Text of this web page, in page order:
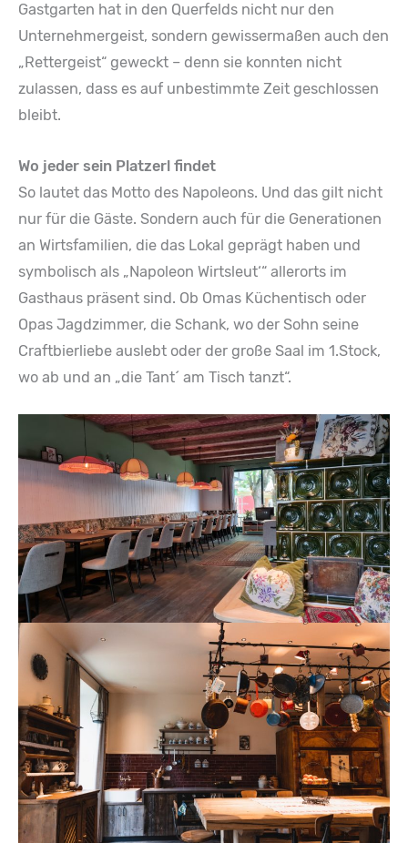
Gastgarten hat in den Querfelds nicht nur den
Unternehmergeist, sondern gewissermaßen auch den
„Rettergeist“ geweckt – denn sie konnten nicht
zulassen, dass es auf unbestimmte Zeit geschlossen
bleibt.
Wo jeder sein Platzerl findet
So lautet das Motto des Napoleons. Und das gilt nicht
nur für die Gäste. Sondern auch für die Generationen
an Wirtsfamilien, die das Lokal geprägt haben und
symbolisch als „Napoleon Wirtsleut‘“ allerorts im
Gasthaus präsent sind. Ob Omas Küchentisch oder
Opas Jagdzimmer, die Schank, wo der Sohn seine
Craftbierliebe auslebt oder der große Saal im 1.Stock,
wo ab und an „die Tant´ am Tisch tanzt“.